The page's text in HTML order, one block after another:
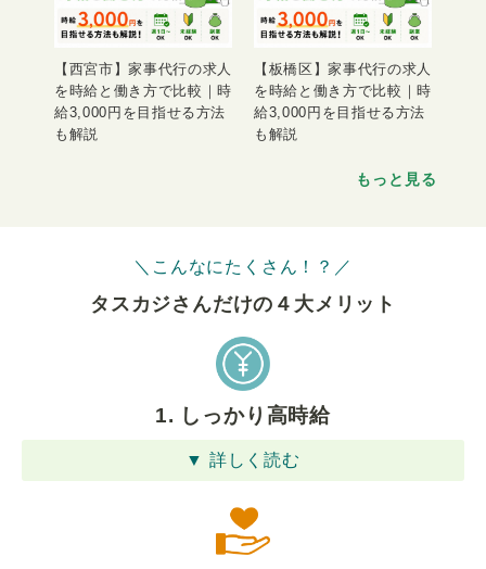
【西宮市】家事代行の求人
を時給と働き方で比較｜時
給3,000円を目指せる方法
も解説
【板橋区】家事代行の求人
を時給と働き方で比較｜時
給3,000円を目指せる方法
も解説
もっと見る
＼こんなにたくさん！？／
タスカジさんだけの４⼤メリット
1. しっかり高時給
▼ 詳しく読む